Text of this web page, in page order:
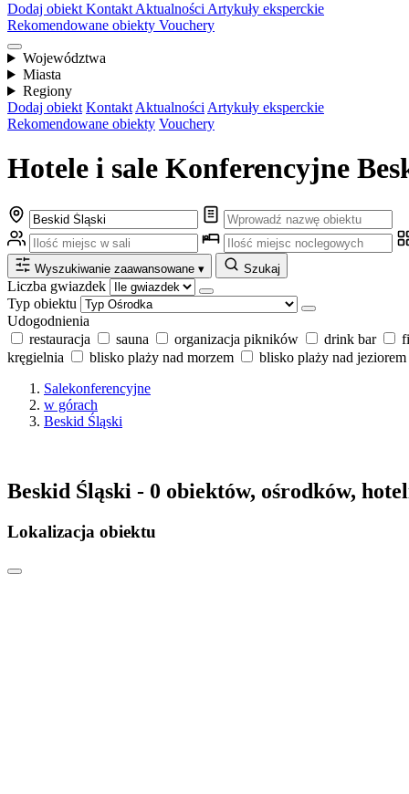
Dodaj obiekt Kontakt Aktualności Artykuły eksperckie
Rekomendowane obiekty Vouchery
Województwa
Miasta
Regiony
Dodaj obiekt Kontakt Aktualności Artykuły eksperckie
Rekomendowane obiekty Vouchery
Hotele i sale Konferencyjne
Wyszukiwanie zaawansowane ▾ Szukaj
Liczba gwiazdek
Typ obiektu
Udogodnienia
restauracja
sauna organizacja pikników drink bar
kręgielnia
blisko plaży nad morzem
blisko plaży nad jeziorem
Salekonferencyjne
w górach
Beskid Śląski
Beskid Śląski - 0 obiektów, ośrodków,
Lokalizacja obiektu